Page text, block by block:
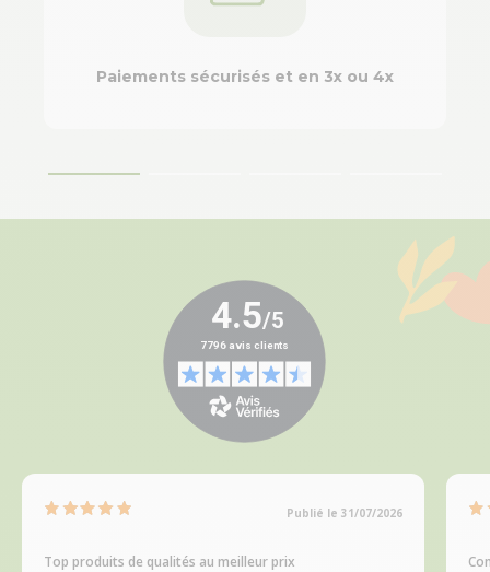
Paiements sécurisés et en 3x ou 4x
Publié le 31/07/2026
Top produits de qualités au meilleur prix